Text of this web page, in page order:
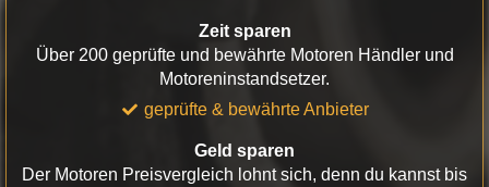
Zeit sparen
Über 200 geprüfte und bewährte Motoren Händler und
Motoreninstandsetzer.
geprüfte & bewährte Anbieter
Geld sparen
Der Motoren Preisvergleich lohnt sich, denn du kannst bis